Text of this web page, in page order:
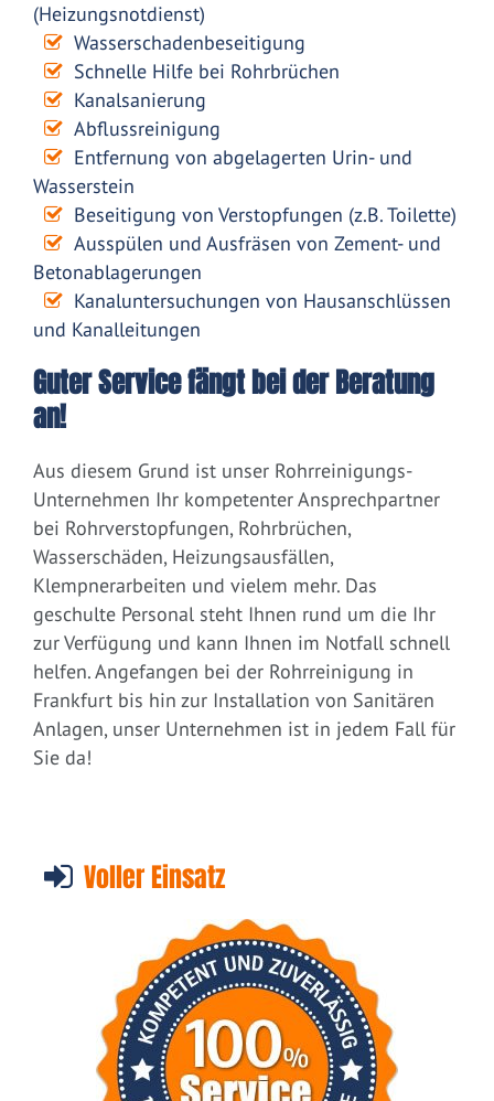
(Heizungsnotdienst)
Wasserschadenbeseitigung
Schnelle Hilfe bei Rohrbrüchen
Kanalsanierung
Abflussreinigung
Entfernung von abgelagerten Urin- und
Wasserstein
Beseitigung von Verstopfungen (z.B. Toilette)
Ausspülen und Ausfräsen von Zement- und
Betonablagerungen
Kanaluntersuchungen von Hausanschlüssen
und Kanalleitungen
Guter Service fängt bei der Beratung
an!
Aus diesem Grund ist unser Rohrreinigungs-
Unternehmen Ihr kompetenter Ansprechpartner
bei Rohrverstopfungen, Rohrbrüchen,
Wasserschäden, Heizungsausfällen,
Klempnerarbeiten und vielem mehr. Das
geschulte Personal steht Ihnen rund um die Ihr
zur Verfügung und kann Ihnen im Notfall schnell
helfen. Angefangen bei der Rohrreinigung in
Frankfurt bis hin zur Installation von Sanitären
Anlagen, unser Unternehmen ist in jedem Fall für
Sie da!
Voller Einsatz